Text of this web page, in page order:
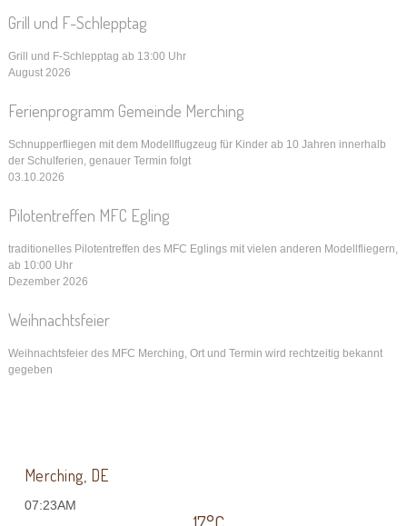
Grill und F-Schlepptag
Grill und F-Schlepptag ab 13:00 Uhr
August 2026
Ferienprogramm Gemeinde Merching
Schnupperfliegen mit dem Modellflugzeug für Kinder ab 10 Jahren innerhalb
der Schulferien, genauer Termin folgt
03.10.2026
Pilotentreffen MFC Egling
traditionelles Pilotentreffen des MFC Eglings mit vielen anderen Modellfliegern,
ab 10:00 Uhr
Dezember 2026
Weihnachtsfeier
Weihnachtsfeier des MFC Merching, Ort und Termin wird rechtzeitig bekannt
gegeben
Merching, DE
07:23AM